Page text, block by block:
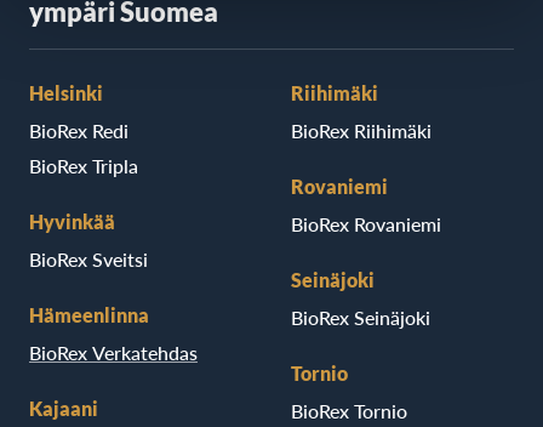
ympäri Suomea
Helsinki
BioRex Redi
BioRex Tripla
Hyvinkää
BioRex Sveitsi
Hämeenlinna
BioRex Verkatehdas
Kajaani
Riihimäki
BioRex Riihimäki
Rovaniemi
BioRex Rovaniemi
Seinäjoki
BioRex Seinäjoki
Tornio
BioRex Tornio